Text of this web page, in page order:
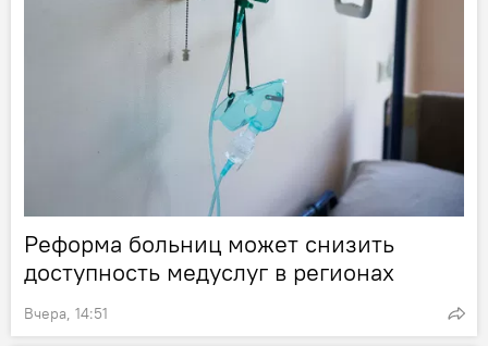
Реформа больниц может снизить
доступность медуслуг в регионах
Вчера, 14:51